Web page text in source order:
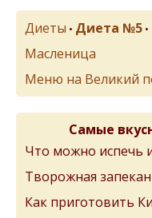
Диеты • Диета №5 •
Масленица
Меню на Великий
Самые
Что можно испечь
Творожная
Как приготовить